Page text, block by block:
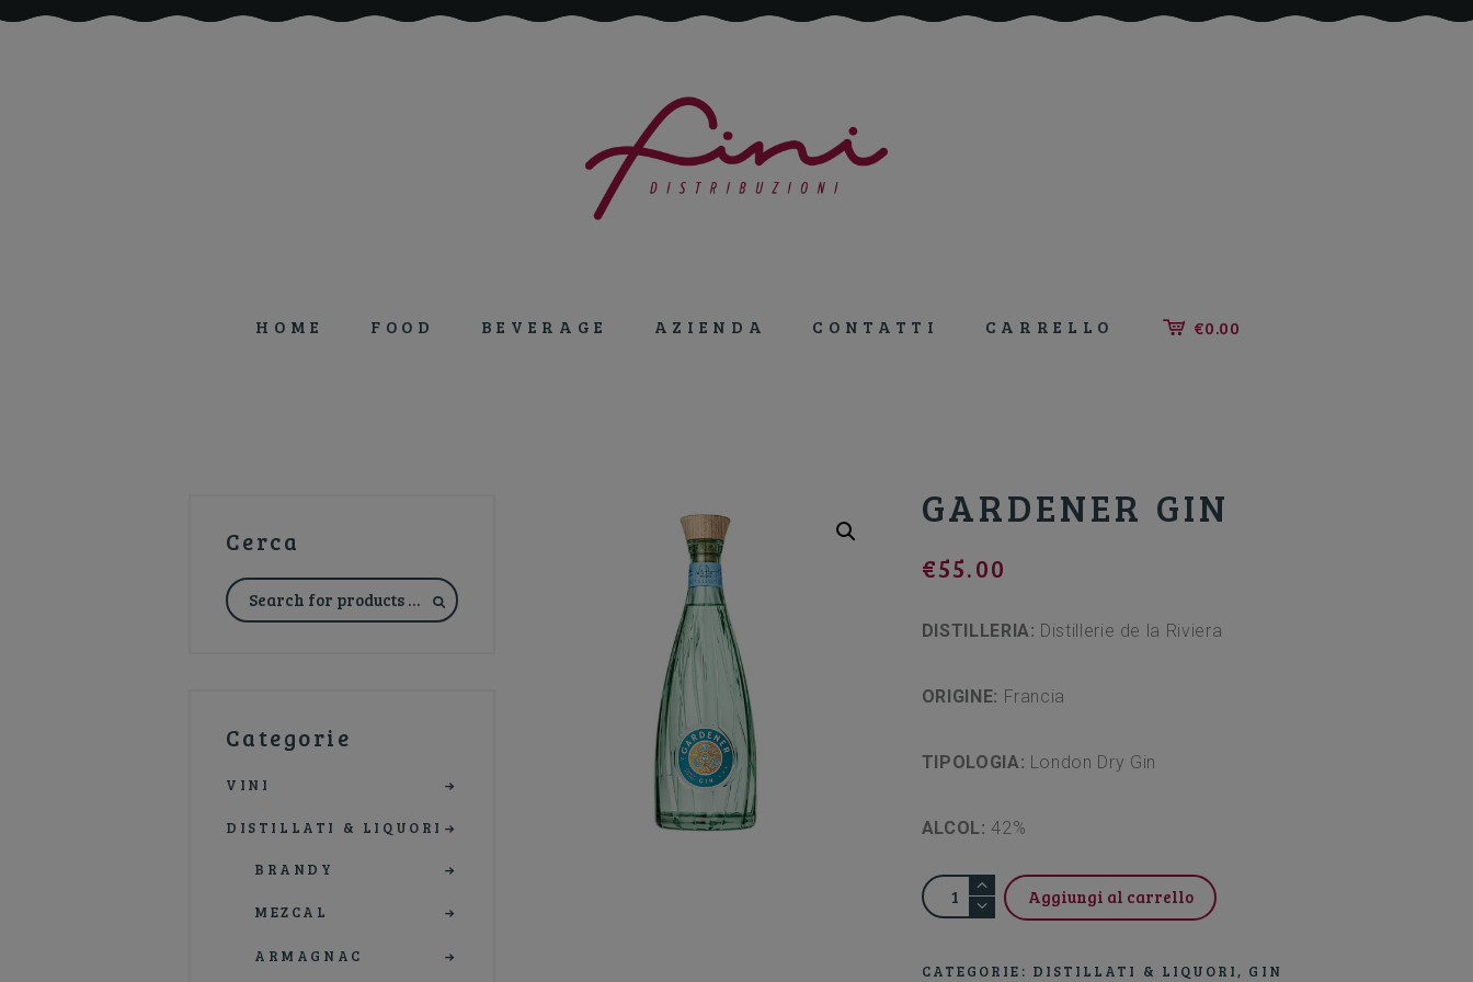
HOME FOOD BEVERAGE AZIENDA CONTATTI CARRELLO €0.00
GARDENER GIN
€55.00
DISTILLERIA: Distillerie de la Riviera
ORIGINE: Francia
TIPOLOGIA: London Dry Gin
ALCOL:42%
GARDENER
quantità
Aggiungi al carrello
CATEGORIE: DISTILLATI & LIQUORI , GIN
Cerca
Categorie
VINI
DISTILLATI & LIQUORI
BRANDY
MEZCAL
ARMAGNAC